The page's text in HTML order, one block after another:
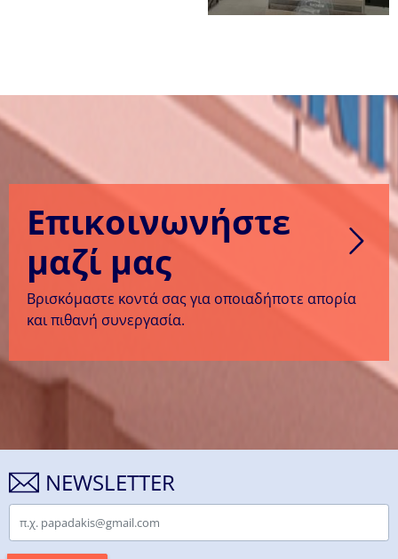
Επικοινωνήστε
μαζί μας
Βρισκόμαστε κοντά σας για οποιαδήποτε απορία
και πιθανή συνεργασία.
NEWSLETTER
Email